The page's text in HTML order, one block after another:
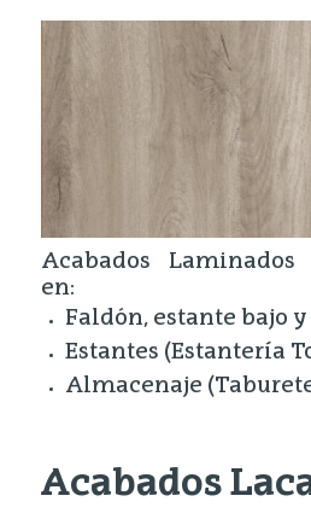
Acabados
en:
Faldón, estante bajo
Estantes (Estantería
Almacenaje
Acabados